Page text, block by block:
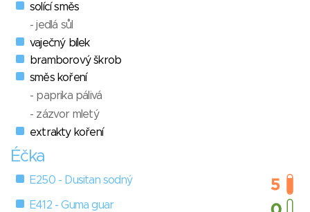
solící směs
- jedlá sůl
vaječný bílek
bramborový škrob
směs koření
- paprika pálivá
- zázvor mletý
extrakty koření
Éčka
E250 - Dusitan sodný
E412 - Guma guar